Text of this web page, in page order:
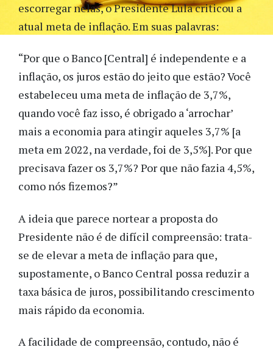
escorregar nelas, o Presidente Lula criticou a
atual meta de inflação. Em suas palavras:
“Por que o Banco [Central] é independente e a
inflação, os juros estão do jeito que estão? Você
estabeleceu uma meta de inflação de 3,7%,
quando você faz isso, é obrigado a ‘arrochar’
mais a economia para atingir aqueles 3,7% [a
meta em 2022, na verdade, foi de 3,5%]. Por que
precisava fazer os 3,7%? Por que não fazia 4,5%,
como nós fizemos?”
A ideia que parece nortear a proposta do
Presidente não é de difícil compreensão: trata-
se de elevar a meta de inflação para que,
supostamente, o Banco Central possa reduzir a
taxa básica de juros, possibilitando crescimento
mais rápido da economia.
A facilidade de compreensão, contudo, não é